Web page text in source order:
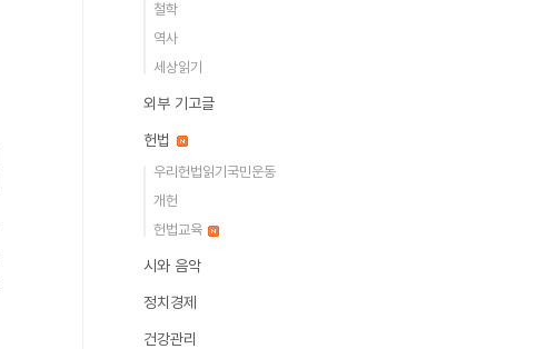
철학
역사
세상읽기
외부 기고글
헌법
우리헌법읽기국민운동
개헌
헌법교육
시와 음악
정치경제
건강관리